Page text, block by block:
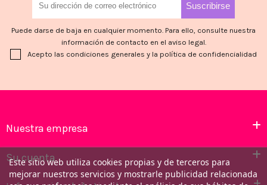
Puede darse de baja en cualquier momento. Para ello, consulte nuestra
información de contacto en el aviso legal.
Acepto las condiciones generales y la política de confidencialidad
Nuestra empresa
Su cuenta
Este sitio web utiliza cookies propias y de terceros para
mejorar nuestros servicios y mostrarle publicidad relacionada